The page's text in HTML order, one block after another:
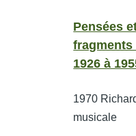
Pensées
fragments
1926 à
1970
musicale